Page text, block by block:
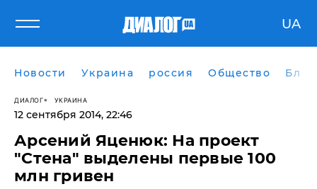
UA
Новости Украина россия Общество
ДИАЛОГ УКРАИНА
12 сентября 2014, 22:46
Арсений Яценюк: На проект
"Стена" выделены первые 100
млн гривен